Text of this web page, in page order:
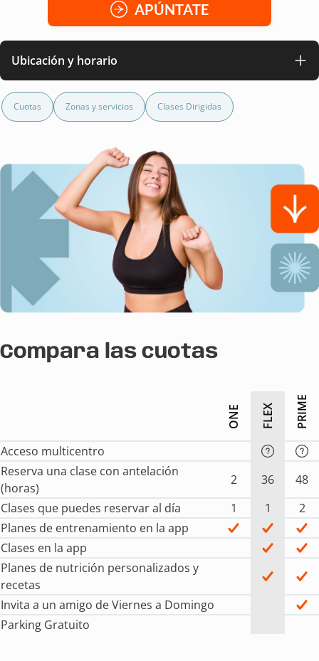
APÚNTATE
Ubicación y horario
Cuotas Zonas y servicios Clases Dirigidas
Compara las cuotas
ONE FLEX PRIME
Acceso multicentro
Reserva una clase con antelación
(horas)
2 36
48
Clases que puedes reservar al día
1 1
2
Planes de entrenamiento en la app
Clases en la app
Planes de nutrición personalizados y
recetas
Invita a un amigo de Viernes a Domingo
Parking Gratuito